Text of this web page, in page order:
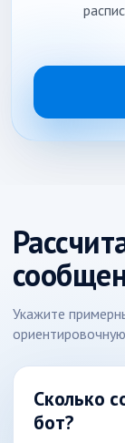
Укажите
Сколько
бот?